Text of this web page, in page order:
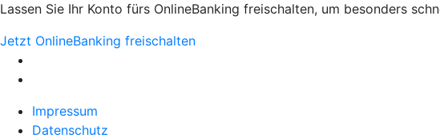
Lassen Sie Ihr Konto fürs OnlineBanking freischalten, um besonders
Jetzt OnlineBanking freischalten
Impressum
Datenschutz